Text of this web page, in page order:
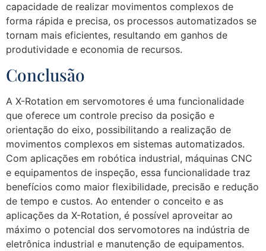
capacidade de realizar movimentos complexos de
forma rápida e precisa, os processos automatizados se
tornam mais eficientes, resultando em ganhos de
produtividade e economia de recursos.
Conclusão
A X-Rotation em servomotores é uma funcionalidade
que oferece um controle preciso da posição e
orientação do eixo, possibilitando a realização de
movimentos complexos em sistemas automatizados.
Com aplicações em robótica industrial, máquinas CNC
e equipamentos de inspeção, essa funcionalidade traz
benefícios como maior flexibilidade, precisão e redução
de tempo e custos. Ao entender o conceito e as
aplicações da X-Rotation, é possível aproveitar ao
máximo o potencial dos servomotores na indústria de
eletrônica industrial e manutenção de equipamentos.